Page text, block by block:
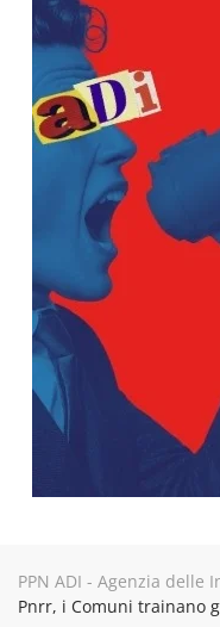
PPN ADI - Agenzia delle
Pnrr, i Comuni trainano